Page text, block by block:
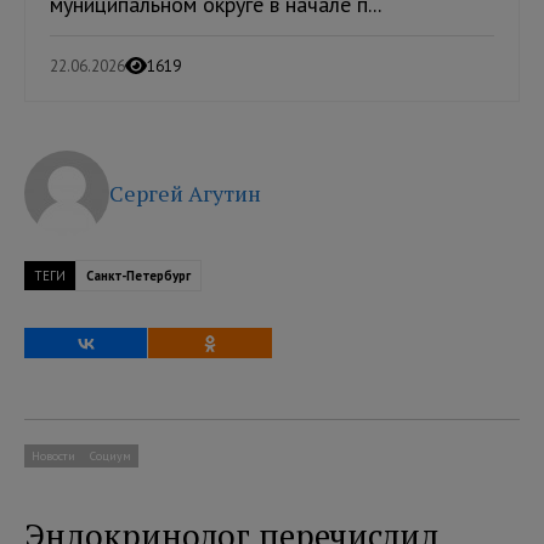
22.06.2026 1619
Сергей Агутин
ТЕГИ Санкт-Петербург
Новости Социум